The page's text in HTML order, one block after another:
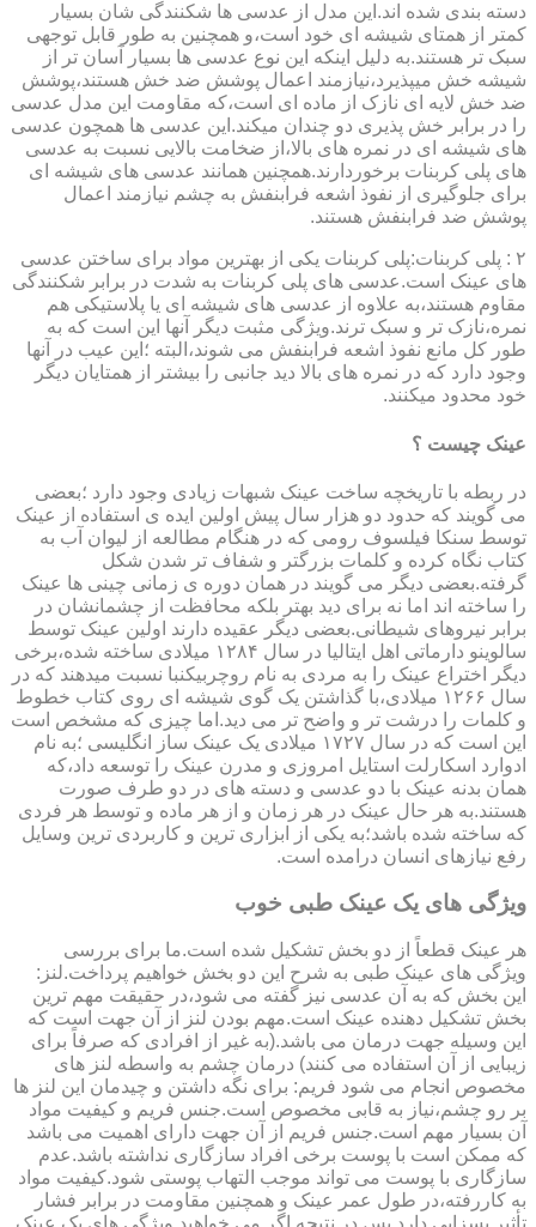
دسته بندی شده اند.این مدل از عدسی ها شکنندگی شان بسیار
کمتر از همتای شیشه ای خود است،و همچنین به طور قابل توجهی
سبک تر هستند.به دلیل اینکه این نوع عدسی ها بسیار آسان تر از
شیشه خش میپذیرد،نیازمند اعمال پوشش ضد خش هستند،پوشش
ضد خش لایه ای نازک از ماده ای است،که مقاومت این مدل عدسی
را در برابر خش پذیری دو چندان میکند.این عدسی ها همچون عدسی
های شیشه ای در نمره های بالا،از ضخامت بالایی نسبت به عدسی
های پلی کربنات برخوردارند.همچنین همانند عدسی های شیشه ای
برای جلوگیری از نفوذ اشعه فرابنفش به چشم نیازمند اعمال
پوشش ضد فرابنفش هستند.
۲ : پلی کربنات:پلی کربنات یکی از بهترین مواد برای ساختن عدسی
های عینک است.عدسی های پلی کربنات به شدت در برابر شکنندگی
مقاوم هستند،به علاوه از عدسی های شیشه ای یا پلاستیکی هم
نمره،نازک تر و سبک ترند.ویژگی مثبت دیگر آنها این است که به
طور کل مانع نفوذ اشعه فرابنفش می شوند،البته ؛این عیب در آنها
وجود دارد که در نمره های بالا دید جانبی را بیشتر از همتایان دیگر
خود محدود میکنند.
عینک چیست ؟
در ربطه با تاریخچه ساخت عینک شبهات زیادی وجود دارد ؛بعضی
می گویند که حدود دو هزار سال پیش اولین ایده ی استفاده از عینک
توسط سنکا فیلسوف رومی که در هنگام مطالعه از لیوان آب به
کتاب نگاه کرده و کلمات بزرگتر و شفاف تر شدن شکل
گرفته.بعضی دیگر می گویند در همان دوره ی زمانی چینی ها عینک
را ساخته اند اما نه برای دید بهتر بلکه محافظت از چشمانشان در
برابر نیروهای شیطانی.بعضی دیگر عقیده دارند اولین عینک توسط
سالوینو دارماتی اهل ایتالیا در سال ۱۲۸۴ میلادی ساخته شده،برخی
دیگر اختراع عینک را به مردی به نام روچربیکنبا نسبت میدهند که در
سال ۱۲۶۶ میلادی،با گذاشتن یک گوی شیشه ای روی کتاب خطوط
و کلمات را درشت تر و واضح تر می دید.اما چیزی که مشخص است
این است که در سال ۱۷۲۷ میلادی یک عینک ساز انگلیسی ؛به نام
ادوارد اسکارلت استایل امروزی و مدرن عینک را توسعه داد،که
همان بدنه عینک با دو عدسی و دسته های در دو طرف صورت
هستند.به هر حال عینک در هر زمان و از هر ماده و توسط هر فردی
که ساخته شده باشد؛به یکی از ابزاری ترین و کاربردی ترین وسایل
رفع نیازهای انسان درامده است.
ویژگی های یک عینک طبی خوب
هر عینک قطعاً از دو بخش تشکیل شده است.ما برای بررسی
ویژگی های عینک طبی به شرح این دو بخش خواهیم پرداخت.لنز:
این بخش که به آن عدسی نیز گفته می شود،در حقیقت مهم ترین
بخش تشکیل دهنده عینک است.مهم بودن لنز از آن جهت است که
این وسیله جهت درمان می باشد.(به غیر از افرادی که صرفاً برای
زیبایی از آن استفاده می کنند) درمان چشم به واسطه لنز های
مخصوص انجام می شود فریم: برای نگه داشتن و چیدمان این لنز ها
بر رو چشم،نیاز به قابی مخصوص است.جنس فریم و کیفیت مواد
آن بسیار مهم است.جنس فریم از آن جهت دارای اهمیت می باشد
که ممکن است با پوست برخی افراد سازگاری نداشته باشد.عدم
سازگاری با پوست می تواند موجب التهاب پوستی شود.کیفیت مواد
به کاررفته،در طول عمر عینک و همچنین مقاومت در برابر فشار